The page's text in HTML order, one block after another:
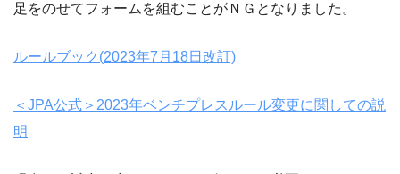
足をのせてフォームを組むことがＮＧとなりました。
ルールブック(2023年7月18日改訂)
＜JPA公式＞2023年ベンチプレスルール変更に関しての説
明